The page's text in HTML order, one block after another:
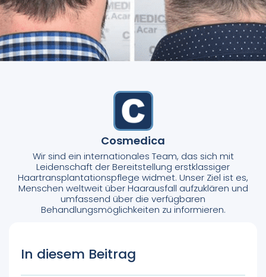
Cosmedica
Wir sind ein internationales Team, das sich mit
Leidenschaft der Bereitstellung erstklassiger
Haartransplantationspflege widmet. Unser Ziel ist es,
Menschen weltweit über Haarausfall aufzuklären und
umfassend über die verfügbaren
Behandlungsmöglichkeiten zu informieren.
In diesem Beitrag